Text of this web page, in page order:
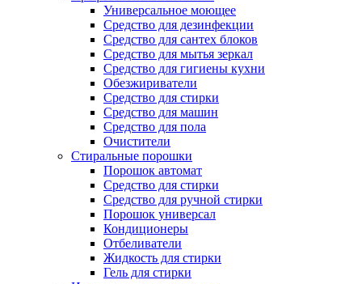
Универсальное моющее
Средство для дезинфекции
Средство для сантех блоков
Средство для мытья зеркал
Средство для гигиены кухни
Обезжириватели
Средство для стирки
Средство для машин
Средство для пола
Очистители
Стиральные порошки
Порошок автомат
Средство для стирки
Средство для ручной стирки
Порошок универсал
Кондиционеры
Отбеливатели
Жидкость для стирки
Гель для стирки